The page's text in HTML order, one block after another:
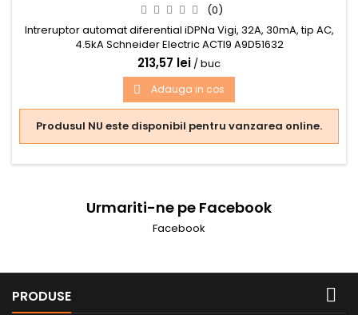
(0)
Intreruptor automat diferential iDPNa Vigi, 32A, 30mA, tip AC,
4.5kA Schneider Electric ACTI9 A9D51632
213,57 lei / buc
 Adauga in cos
Produsul NU este disponibil pentru vanzarea online.
Urmariti-ne pe Facebook
Facebook
PRODUSE 